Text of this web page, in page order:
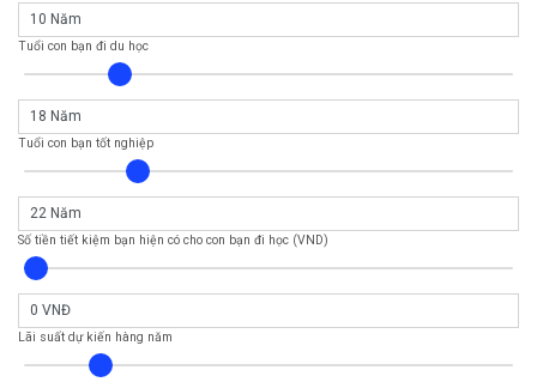
Tuổi con bạn đi du học
Tuổi con bạn tốt nghiệp
Số tiền tiết kiệm bạn hiện có cho con bạn đi học (VND)
Lãi suất dự kiến ​​hàng năm